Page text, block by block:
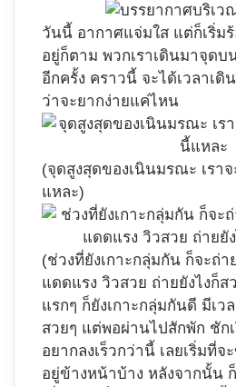
วันนี้ อากาศแจ่มใส แต่ก็เริ่ม
อยู่ก็ตาม พวกเราเดินมาจุด
อีกครั้ง คราวนี้ จะได้เวลาเ
ว่าจะยากง่ายแค่ไหน
(จุดสูงสุดของเนินมรณะ เรา
แหละ)
(ช่วงที่ยังเกาะกลุ่มกัน ก็จะถ่
แดดแรง วิวสวย ถ่ายยังไงก็ส
แรกๆ ก็ยังเกาะกลุ่มกันดี มีเ
สวยๆ แต่พอผ่านไปสักพัก ชักเ
อยากลงเร็วกว่านี้ เลยเริ่มที่จ
อยู่ข้างหน้าบ้าง หลังจากนั้น